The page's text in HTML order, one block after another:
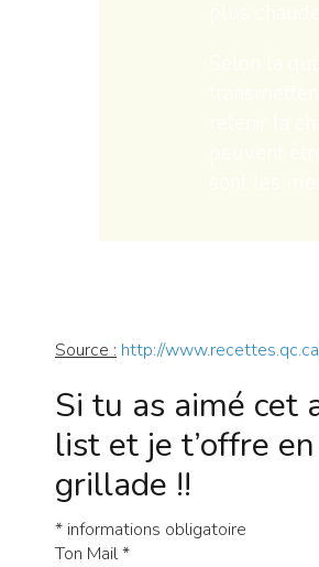
Source : http://
Si tu as aimé cet
list et je t’offre
grillade !!
* informations obligatoire
Ton Mail*